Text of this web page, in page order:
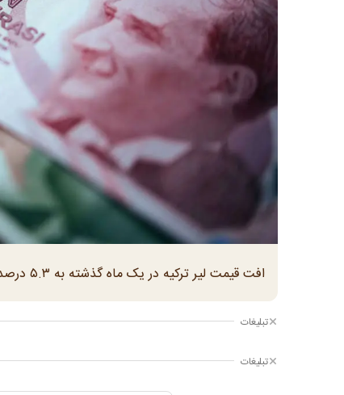
افت قیمت لیر ترکیه در یک ماه گذشته به ۵.۳ درصد رسیده است
تبلیغات
تبلیغات